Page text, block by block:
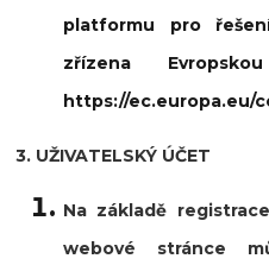
platformu pro
zřízena
https://ec.europa.eu/
3. UŽIVATELSKÝ ÚČET
Na základě
webové stránce